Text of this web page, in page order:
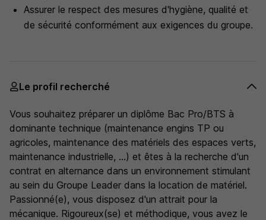
Assurer le respect des mesures d'hygiène, qualité et
de sécurité conformément aux exigences du groupe.
Le profil recherché
Vous souhaitez préparer un diplôme Bac Pro/BTS à
dominante technique (maintenance engins TP ou
agricoles, maintenance des matériels des espaces verts,
maintenance industrielle, ...) et êtes à la recherche d'un
contrat en alternance dans un environnement stimulant
au sein du Groupe Leader dans la location de matériel.
Passionné(e), vous disposez d'un attrait pour la
mécanique. Rigoureux(se) et méthodique, vous avez le